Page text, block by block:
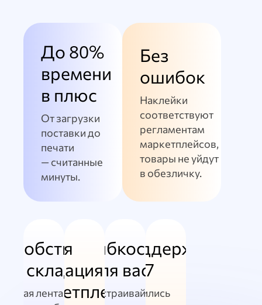
До 80%
времени
в плюс
От загрузки
поставки до
печати
— считанные
минуты.
Без
ошибок
Наклейки
соответствуют
регламентам
маркетплейсов,
товары не уйдут
в обезличку.
Удобство
на складе
Умная лента и
Прямая
интеграция
с маркетплейсами
Гибкость
для вас
Настраивайте
Поддержка
24/7
Появились